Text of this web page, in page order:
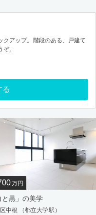
クアップ。階段のある、戸建て
。
る
万円
と黒」の美学
中根 （都立大学駅）